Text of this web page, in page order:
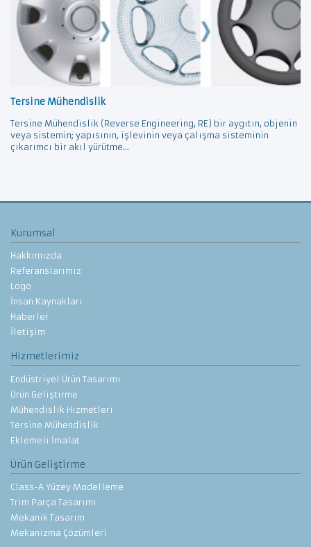
Tersine Mühendislik
Tersine Mühendislik (Reverse Engineering, RE) bir aygıtın, objenin
veya sistemin; yapısının, işlevinin veya çalışma sisteminin
çıkarımcı bir akıl yürütme...
Kurumsal
Hakkımızda
Referanslarımız
Logo
İnsan Kaynakları
Haberler
İletişim
Hizmetlerimiz
Endüstriyel Ürün Tasarımı
Ürün Geliştirme
Mühendislik Hizmetleri
Tersine Mühendislik
Eklemeli İmalat
Ürün Geliştirme
Class-A Yüzey Modelleme
Trim Parça Tasarımı
Mekanik Tasarım
Mekanizma Çözümleri